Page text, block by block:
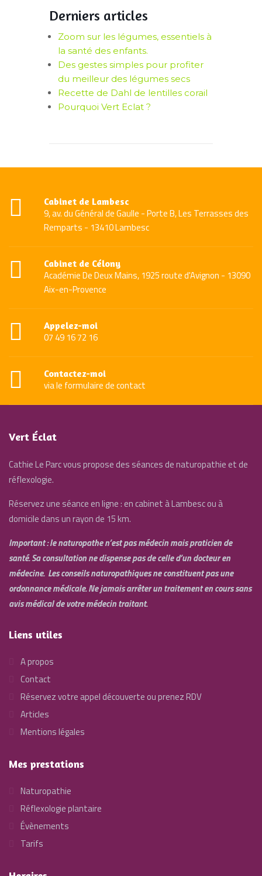
Derniers articles
Zoom sur les légumes, essentiels à
la santé des enfants.
Des gestes simples pour profiter
du meilleur des légumes secs
Recette de Dahl de lentilles corail
Pourquoi Vert Eclat ?
Cabinet de Lambesc
9, av. du Général de Gaulle - Porte B, Les Terrasses des
Remparts - 13410 Lambesc
Cabinet de Célony
Académie De Deux Mains, 1925 route d'Avignon - 13090
Aix-en-Provence
Appelez-moi
07 49 16 72 16
Contactez-moi
via le formulaire de contact
Vert Éclat
Cathie Le Parc vous propose des séances de naturopathie et de
réflexologie.
Réservez une séance en ligne : en cabinet à Lambesc ou à
domicile dans un rayon de 15 km.
Important : le naturopathe n’est pas médecin mais praticien de
santé. Sa consultation ne dispense pas de celle d’un docteur en
médecine. Les conseils naturopathiques ne constituent pas une
ordonnance médicale. Ne jamais arrêter un traitement en cours sans
avis médical de votre médecin traitant.
Liens utiles
A propos
Contact
Réservez votre appel découverte ou prenez RDV
Articles
Mentions légales
Mes prestations
Naturopathie
Réflexologie plantaire
Évènements
Tarifs